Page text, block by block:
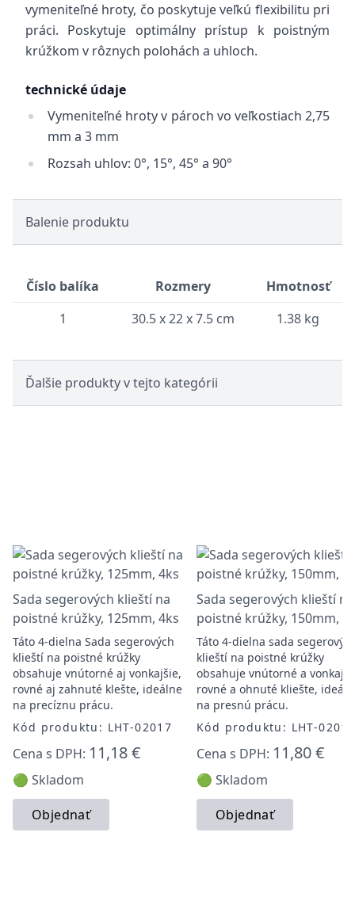
vymeniteľné hroty, čo poskytuje veľkú flexibilitu pri
práci. Poskytuje optimálny prístup k poistným
krúžkom v rôznych polohách a uhloch.
technické údaje
Vymeniteľné hroty v pároch vo veľkostiach 2,75
mm a 3 mm
Rozsah uhlov: 0°, 15°, 45° a 90°
Balenie produktu
Číslo balíka Rozmery
Hmotnosť
1
30.5 x 22 x 7.5 cm 1.38 kg
Ďalšie produkty v tejto kategórii
Sada segerových klieští na
poistné krúžky, 125mm, 4ks
Táto 4-dielna Sada segerových
klieští na poistné krúžky
obsahuje vnútorné aj vonkajšie,
rovné aj zahnuté klešte, ideálne
na precíznu prácu.
Kód produktu: LHT-02017
Cena s DPH: 11,18 €
🟢 Skladom
Objednať
Sada segerových klieští na
poistné krúžky, 150mm,
Táto 4-dielna sada
klieští na poistné krúžky
obsahuje vnútorné a
rovné a ohnuté kliešte,
na presnú prácu.
Kód produktu: LHT-
Cena s DPH: 11,80 €
🟢 Skladom
Objednať